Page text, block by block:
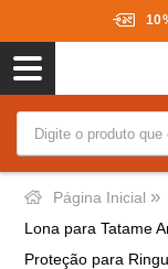
Página Inicial »
Lona para Tatame
Proteção para